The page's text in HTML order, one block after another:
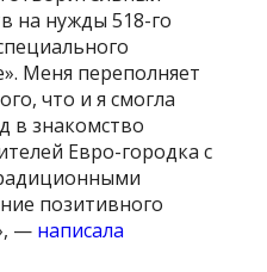
на нужды 518-го
Меня переполняет
что и я смогла
в знакомство
Евро-городка с
позитивного
— написала